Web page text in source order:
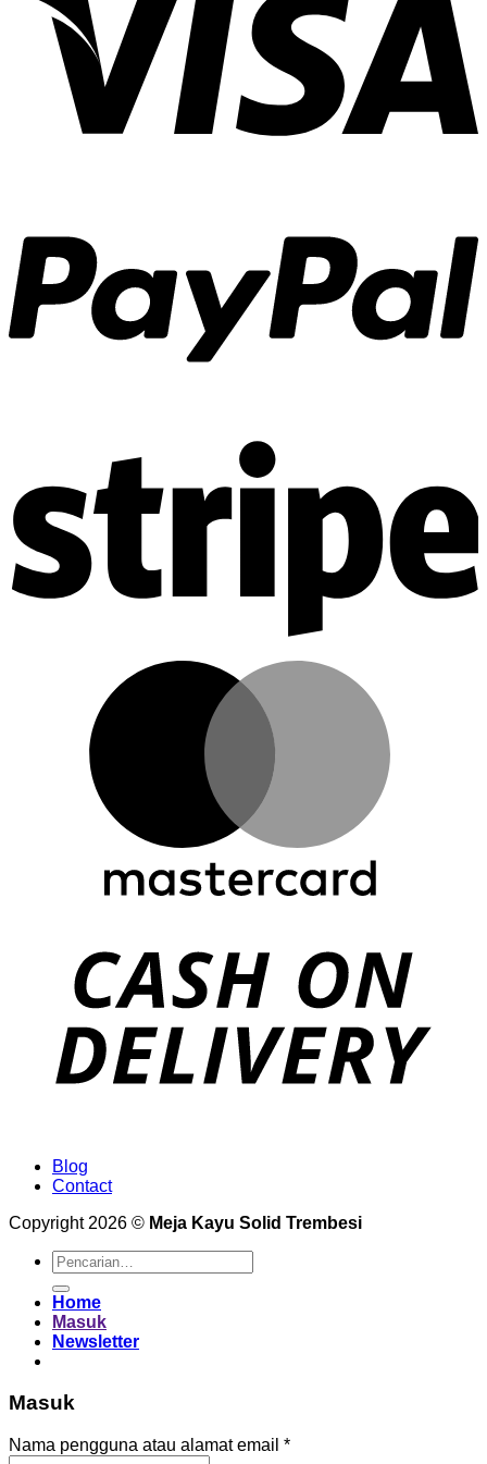
Blog
Contact
Copyright 2026 © Meja Kayu Solid Trembesi
Pencarian
untuk:
Home
Masuk
Newsletter
Masuk
Nama pengguna atau alamat email *Wajib